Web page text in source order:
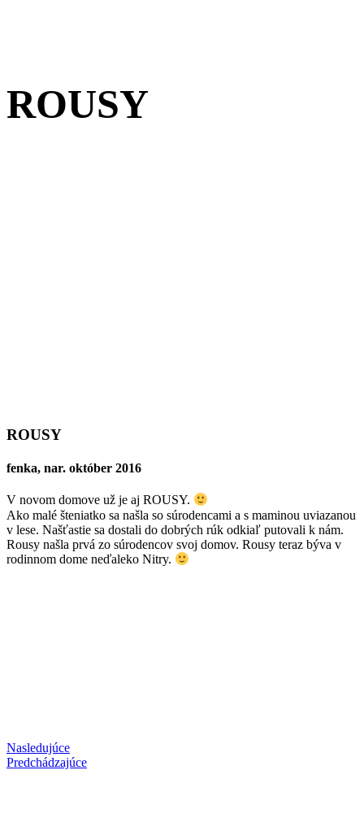
ROUSY
ROUSY
fenka, nar. október 2016
V novom domove už je aj ROUSY.
Ako malé šteniatko sa našla so súrodencami a s maminou uviazanou
v lese. Našťastie sa dostali do dobrých rúk odkiaľ putovali k nám.
Rousy našla prvá zo súrodencov svoj domov. Rousy teraz býva v
rodinnom dome neďaleko Nitry.
Nasledujúce
Predchádzajúce